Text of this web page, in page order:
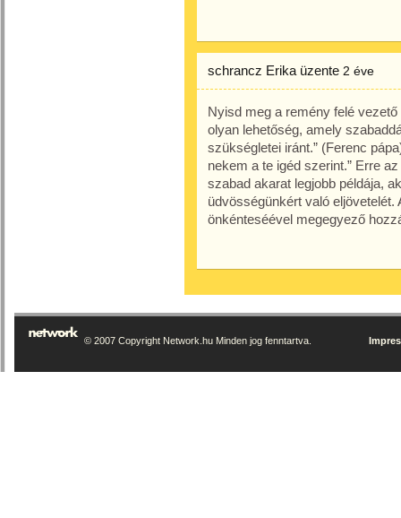
schrancz Erika üzente 2 éve
Nyisd meg a remény felé
olyan lehetőség, amely
szükségletei iránt.” (Ferenc
nekem a te igéd szerint.” Erre
szabad akarat legjobb példája,
üdvösségünkért való
önkénteséével megegyező
© 2007 Copyright Network.hu Minden jog fenntartva.